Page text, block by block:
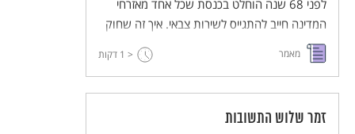
לפני 68 שנה הוחלט בכנסת שכל אחד מאזרחי
המדינה חייב להתגייס לשירות צבאי. איך זה שחוק
אחד עדיין מטלטל את המדינה שלנו ולא נותן לה
מנוח.
מאמר < 1 דקות
זמר שלוש התשובות